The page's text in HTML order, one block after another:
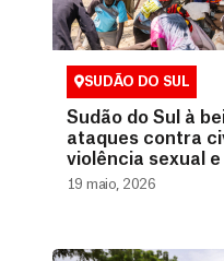
SUDÃO DO SUL
Sudão do Sul à
ataques contra
violência sexual
19 maio, 2026